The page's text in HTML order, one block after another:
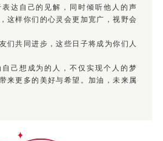
达自己的见解，同时倾听他人的声
这样你们的心灵会更加宽广，视野会
们共同进步，这些日子将成为你们人
己想成为的人，不仅实现个人的梦
来更多的美好与希望。加油，未来属